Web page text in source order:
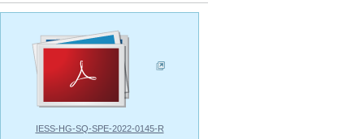
IESS-HG-SQ-SPE-2022-0145-R